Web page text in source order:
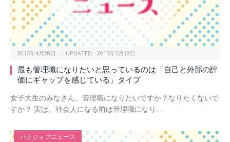
2015年4月28日 UPDATED: 2015年5月12日
最も管理職になりたいと思っているのは「自己と外部の評
価にギャップを感じている」タイプ
女子大生のみなさん、管理職になりたいですか？なりたくないで
すか？ 実は、社会人になる前は管理職になり…
ハナジョブニュース